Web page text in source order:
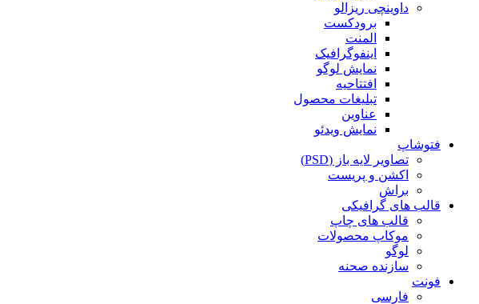
داوینچی ریزالو
برودکست
المنت
اینفوگرافیک
نمایش لوگو
افتتاحیه
تبلیغات محصول
عناوین
نمایش ویدئو
فتوشاپ
تصاویر لایه باز (PSD)
اکشن و پریست
براش
قالب های گرافیکی
قالب های چاپ
موکاپ محصولات
لوگو
سازنده صحنه
فونت
فارسی